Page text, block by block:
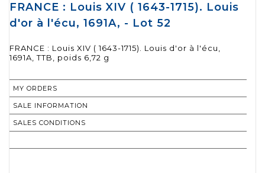
FRANCE : Louis XIV ( 1643-1715). Louis
d'or à l'écu, 1691A, - Lot 52
FRANCE : Louis XIV ( 1643-1715). Louis d'or à l'écu,
1691A, TTB, poids 6,72 g
MY ORDERS
SALE INFORMATION
SALES CONDITIONS